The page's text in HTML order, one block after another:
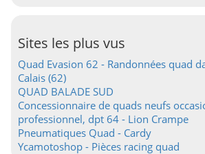
Sites les plus vus
Quad Evasion 62 - Randonnées quad
Calais (62)
QUAD BALADE SUD
Concessionnaire de quads neufs
professionnel, dpt 64 - Lion Crampe
Pneumatiques Quad - Cardy
Ycamotoshop - Pièces racing quad